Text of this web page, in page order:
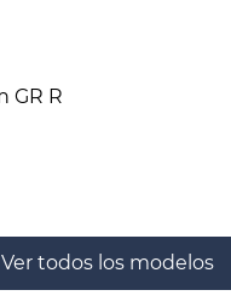
Ver todos los modelos